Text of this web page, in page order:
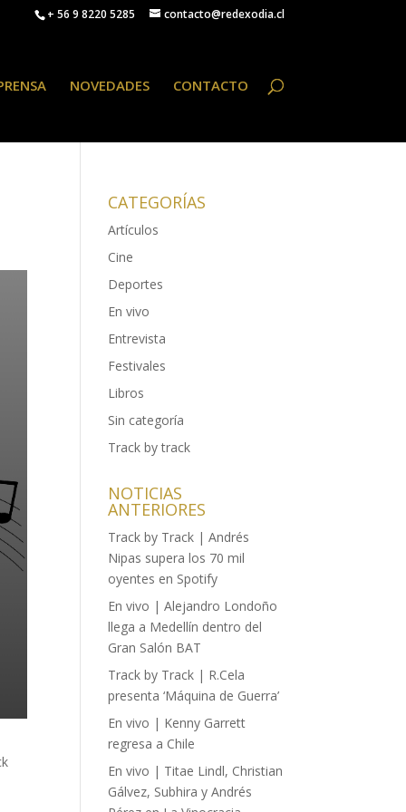
+ 56 9 8220 5285 contacto@redexodia.cl
NOVEDADES CONTACTO
CATEGORÍAS
Artículos
Cine
Deportes
En vivo
Entrevista
Festivales
Libros
Sin categoría
Track by track
NOTICIAS
ANTERIORES
Track by Track | Andrés
Nipas supera los 70 mil
oyentes en Spotify
En vivo | Alejandro Londoño
llega a Medellín dentro del
Gran Salón BAT
Track by Track | R.Cela
presenta ‘Máquina de Guerra’
En vivo | Kenny Garrett
regresa a Chile
En vivo | Titae Lindl, Christian
Gálvez, Subhira y Andrés